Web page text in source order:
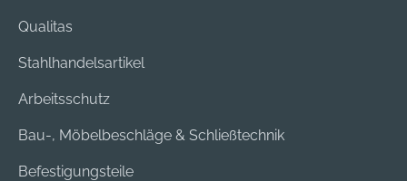
Qualitas
Stahlhandelsartikel
Arbeitsschutz
Bau-, Möbelbeschläge & Schließtechnik
Befestigungsteile